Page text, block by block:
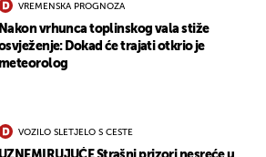
VREMENSKA PROGNOZA
Nakon vrhunca toplinskog vala stiže
Dokad će trajati otkrio je
VOZILO SLETJELO S CESTE